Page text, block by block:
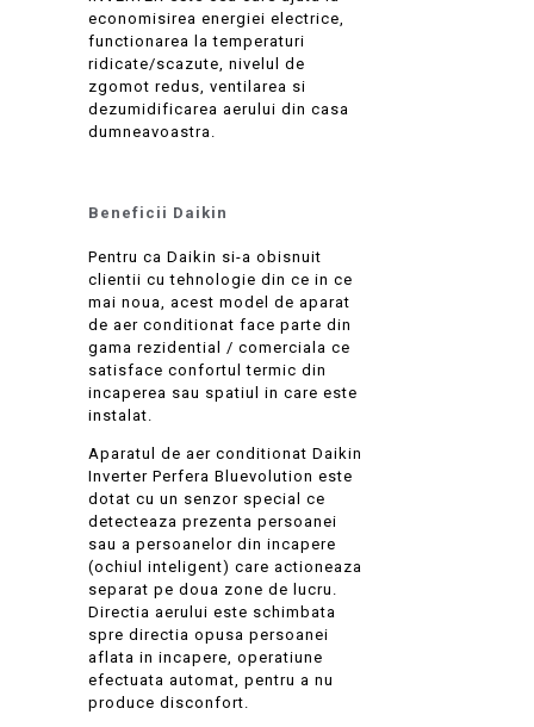
economisirea energiei electrice,
functionarea la temperaturi
ridicate/scazute, nivelul de
zgomot redus, ventilarea si
dezumidificarea aerului din casa
dumneavoastra.
Beneficii Daikin
Pentru ca Daikin si-a obisnuit
clientii cu tehnologie din ce in ce
mai noua, acest model de aparat
de aer conditionat face parte din
gama rezidential / comerciala ce
satisface confortul termic din
incaperea sau spatiul in care este
instalat.
Aparatul de aer conditionat Daikin
Inverter Perfera Bluevolution este
dotat cu un senzor special ce
detecteaza prezenta persoanei
sau a persoanelor din incapere
(ochiul inteligent) care actioneaza
separat pe doua zone de lucru.
Directia aerului este schimbata
spre directia opusa persoanei
aflata in incapere, operatiune
efectuata automat, pentru a nu
produce disconfort.